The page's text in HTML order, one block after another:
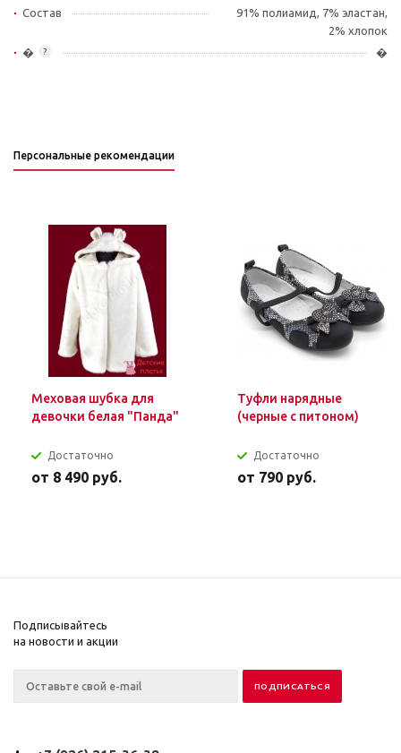
Состав
91% полиамид, 7% эластан,
2% хлопок
?
� �
Персональные рекомендации
Меховая шубка для
девочки белая "Панда"
Достаточно
от 8 490 руб.
Туфли нарядные
(черные с питоном)
Достаточно
от 790 руб.
Подписывайтесь
на новости и акции